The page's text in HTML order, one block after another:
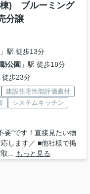
) ブルーミング
分譲
」駅 徒歩13分
公園 」駅 徒歩18分
徒歩23分
建設住宅性能評価書付
システムキッチン
要”です！直接見たい物
します／ ■他社様で掲
...
もっと見る